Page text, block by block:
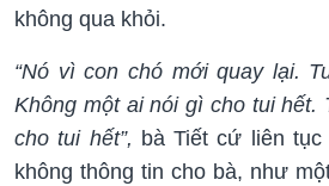
không qua khỏi.
“Nó vì con chó mới quay lại.
Không một ai nói gì cho tui hết.
cho tui hết”, bà Tiết cứ liên
không thông tin cho bà, như